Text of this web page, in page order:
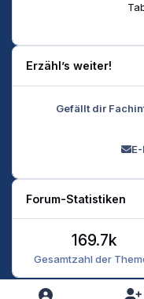
Erzähl’s weiter!
Gefällt dir
Forum-Statistiken
Gesamtzahl der
169.7k